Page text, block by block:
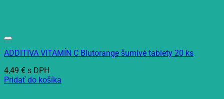
ADDITIVA VITAMÍN C Blutorange šumivé tablety 20 ks
4,49 € s DPH
Pridať do košíka